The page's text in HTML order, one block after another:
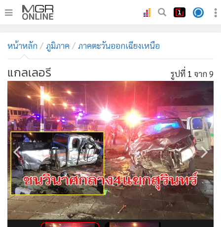
ทันเหตุการณ์
• ภาคใต้
• ภูมิภาค
Online Section
• บันเทิง
• ผู้จัดการรายวัน
• คอลัมนิสต์
• ละคร
• CbizReview
• Cyber BIZ
• ผู้จัดกวน
• Good health & Well-being
หน้าหลัก ภูมิภาค ภาคตะวันออกเฉียงเหนือ
แกลเลอรี รูปที่ 1 จาก 9